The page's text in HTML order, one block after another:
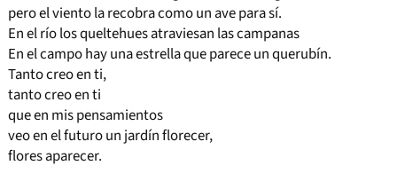
pero el viento la recobra como un ave para sí.
En el río los queltehues atraviesan las campanas
En el campo hay una estrella que parece un querubín.
Tanto creo en ti,
tanto creo en ti
que en mis pensamientos
veo en el futuro un jardín florecer,
flores aparecer.